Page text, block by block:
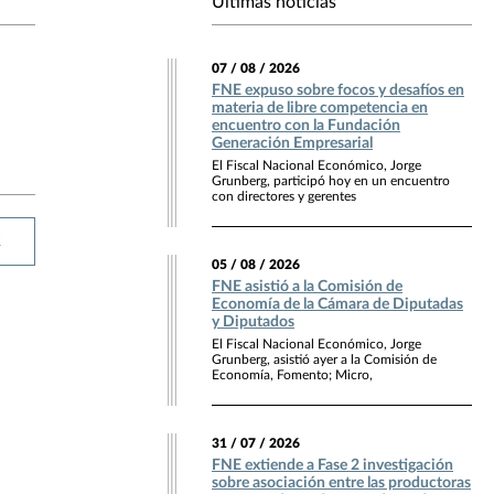
07 / 08 / 2026
FNE expuso sobre focos y desafíos en
materia de libre competencia en
encuentro con la Fundación
Generación Empresarial
El Fiscal Nacional Económico, Jorge
Grunberg, participó hoy en un encuentro
con directores y gerentes
05 / 08 / 2026
FNE asistió a la Comisión de
Economía de la Cámara de Diputadas
y Diputados
El Fiscal Nacional Económico, Jorge
Grunberg, asistió ayer a la Comisión de
Economía, Fomento; Micro,
31 / 07 / 2026
FNE extiende a Fase 2 investigación
sobre asociación entre las productoras